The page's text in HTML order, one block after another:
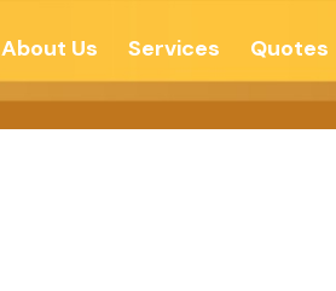
About Us Services Quotes